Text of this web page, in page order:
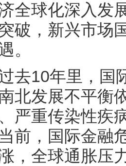
全球化深入发
破，新兴市场
。
10年里，国
北发展不平衡
严重传染性疾
前，国际金融
，全球通胀压